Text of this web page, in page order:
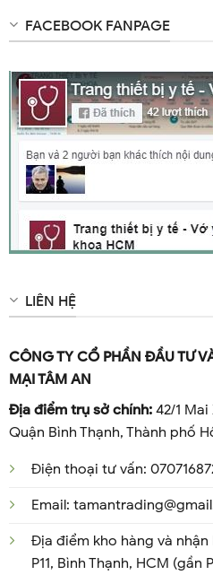
FACEBOOK FANPAGE
LIÊN HỆ
CÔNG TY CỔ PHẦN ĐẦU TƯ
MẠI TÂM AN
Địa điểm trụ sở chính:42/1 Mai
Quận Bình Thạnh, Thành phố
Điện thoại tư vấn:
Email:
Địa điểm kho hàng và nhận
P11, Bình Thạnh, HCM